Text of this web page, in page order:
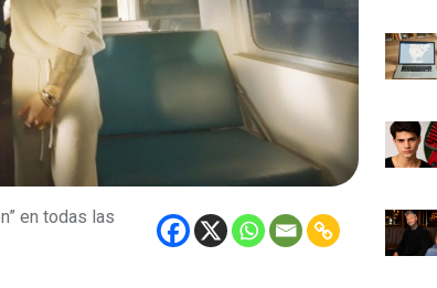
en todas las